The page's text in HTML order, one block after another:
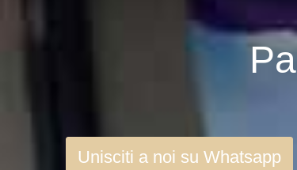
Unisciti a noi su Whatsapp